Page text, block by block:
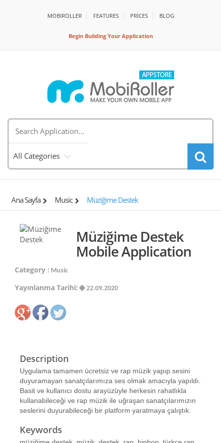
MOBIROLLER FEATURES PRİCES BLOG
Begin Building Your Application
All Categories
Ana Sayfa Music Müziğime Destek
Müziğime Destek
Mobile Application
Category : Music
Yayınlanma Tarihi: 22.09.2020
Description
Uygulama tamamen ücretsiz ve rap müzik yapıp sesini
duyuramayan sanatçılarımıza ses olmak amacıyla yapıldı.
Basit ve kullanıcı dostu arayüzüyle herkesin rahatlıkla
kullanabileceği ve rap müzik ile uğraşan sanatçılarımızın
seslerini duyurabileceği bir platform yaratmaya çalıştık.
Keywords